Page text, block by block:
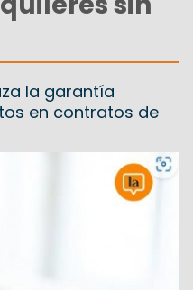
la garantía
en contratos de